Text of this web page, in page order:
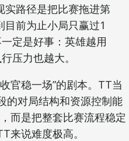
路径是把比赛拖进第
前为止小局只赢过1
定是好事：英雄越用
压力也越大。
官稳一场”的剧本。TT当
的对局结构和资源控制能
而是把整套比赛流程稳定
来说难度极高。